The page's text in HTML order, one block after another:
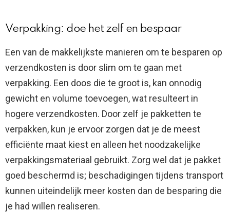
Verpakking: doe het zelf en bespaar
Een van de makkelijkste manieren om te besparen op
verzendkosten is door slim om te gaan met
verpakking. Een doos die te groot is, kan onnodig
gewicht en volume toevoegen, wat resulteert in
hogere verzendkosten. Door zelf je pakketten te
verpakken, kun je ervoor zorgen dat je de meest
efficiënte maat kiest en alleen het noodzakelijke
verpakkingsmateriaal gebruikt. Zorg wel dat je pakket
goed beschermd is; beschadigingen tijdens transport
kunnen uiteindelijk meer kosten dan de besparing die
je had willen realiseren.